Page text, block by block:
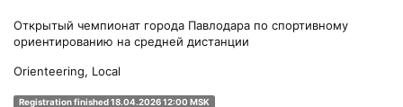
Открытый чемпионат города Павлодара по спортивному
ориентированию на средней дистанции
Orienteering, Local
Registration finished 18.04.2026 12:00 MSK